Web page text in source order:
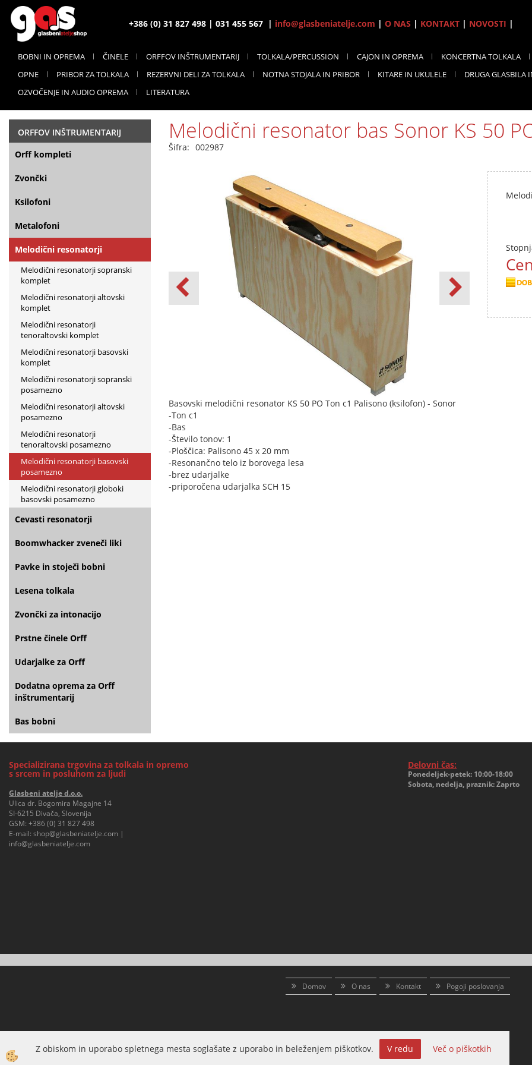
+386 (0) 31 827 498 | 031 455 567 | info@glasbeniatelje.com | O NAS | KONTAKT| NOVOSTI |
BOBNI IN OPREMA ČINELE ORFFOV INŠTRUMENTARIJ TOLKALA/PERCUSSION CAJON IN OPREMA KONCERTNA TOLKALA
OPNE
PRIBOR ZA TOLKALA REZERVNI DELI ZA TOLKALA NOTNA STOJALA IN PRIBOR KITARE IN UKULELE DRUGA GLASBILA
OZVOČENJE IN AUDIO OPREMA
LITERATURA
ORFFOV INŠTRUMENTARIJ
Orff kompleti
Zvončki
Ksilofoni
Metalofoni
Melodični resonatorji
Melodični resonatorji sopranski
komplet
Melodični resonatorji altovski
komplet
Melodični resonatorji
tenoraltovski komplet
Melodični resonatorji basovski
komplet
Melodični resonatorji sopranski
posamezno
Melodični resonatorji altovski
posamezno
Melodični resonatorji
tenoraltovski posamezno
Melodični resonatorji basovski
posamezno
Melodični resonatorji globoki
basovski posamezno
Cevasti resonatorji
Boomwhacker zveneči liki
Pavke in stoječi bobni
Lesena tolkala
Zvončki za intonacijo
Prstne činele Orff
Udarjalke za Orff
Dodatna oprema za Orff
inštrumentarij
Bas bobni
Melodični resonator bas Sonor KS 50
Šifra: 002987
Basovski melodični resonator KS 50 PO Ton c1 Palisono (ksilofon) - Sonor
-Ton c1
-Bas
-Število tonov: 1
-Ploščica: Palisono 45 x 20 mm
-Resonančno telo iz borovega lesa
-brez udarjalke
-priporočena udarjalka SCH 15
Specializirana trgovina za tolkala in opremo
s srcem in posluhom za ljudi
Glasbeni atelje d.o.o.
Ulica dr. Bogomira Magajne 14
SI-6215 Divača, Slovenija
GSM: +386 (0) 31 827 498
E-mail: shop@glasbeniatelje.com |
info@glasbeniatelje.com
Delovni čas:
Ponedeljek-petek: 10:00-18:00
Sobota, nedelja, praznik: Zaprto
Domov O nas Kontakt Pogoji poslovanja
Z obiskom in uporabo spletnega mesta soglašate z uporabo in beleženjem piškotkov. V redu Več o piškotkih